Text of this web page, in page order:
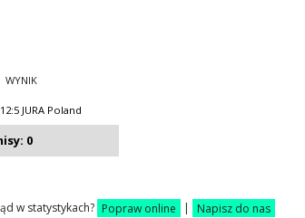
WYNIK
JURA Poland
0
w statystykach? Popraw online | Napisz do nas